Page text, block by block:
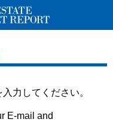
入力してください。
E-mail and